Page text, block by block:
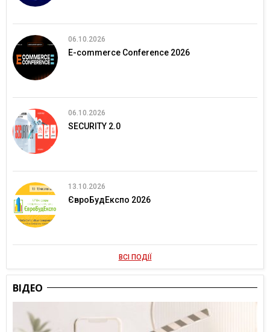
06.10.2026
E-commerce Conference 2026
06.10.2026
SECURITY 2.0
13.10.2026
ЄвроБудЕкспо 2026
ВСІ ПОДІЇ
ВІДЕО